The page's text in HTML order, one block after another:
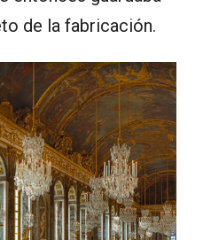
de la fabricación.